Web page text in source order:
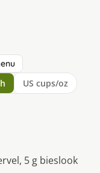
US cups/oz
5 g bieslook